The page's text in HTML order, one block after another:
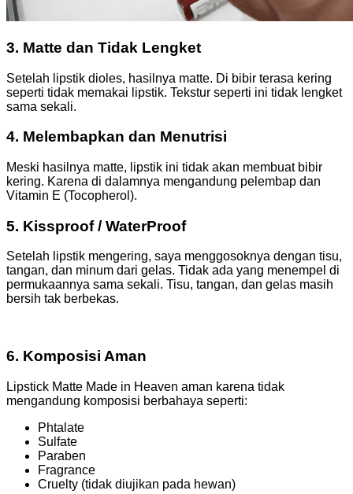
3. Matte dan Tidak Lengket
Setelah lipstik dioles, hasilnya matte. Di bibir terasa kering
seperti tidak memakai lipstik. Tekstur seperti ini tidak lengket
sama sekali.
4. Melembapkan dan Menutrisi
Meski hasilnya matte, lipstik ini tidak akan membuat bibir
kering. Karena di dalamnya mengandung pelembap dan
Vitamin E (Tocopherol).
5. Kissproof / WaterProof
Setelah lipstik mengering, saya menggosoknya dengan tisu,
tangan, dan minum dari gelas. Tidak ada yang menempel di
permukaannya sama sekali. Tisu, tangan, dan gelas masih
bersih tak berbekas.
6. Komposisi Aman
Lipstick Matte Made in Heaven aman karena tidak
mengandung komposisi berbahaya seperti:
Phtalate
Sulfate
Paraben
Fragrance
Cruelty (tidak diujikan pada hewan)